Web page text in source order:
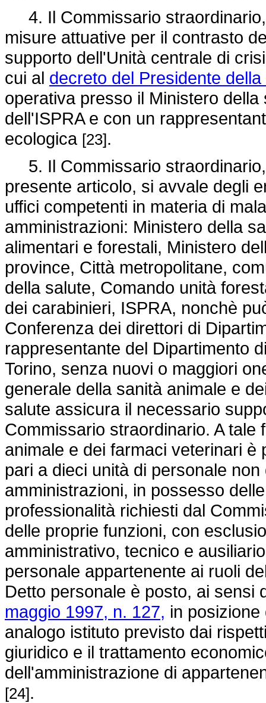
4. Il Commissario
misure attuative per il contrasto
supporto dell'Unità centrale di
cui al decreto del Presidente
operativa presso il Ministero
dell'ISPRA e con un
ecologica [23].
5. Il Commissario
presente articolo, si avvale degli
uffici competenti in materia di
amministrazioni: Ministero della
alimentari e forestali, Ministero
province, Città metropolitane,
della salute, Comando unità
dei carabinieri, ISPRA, nonchè
Conferenza dei direttori di
rappresentante del Dipartimento
Torino, senza nuovi o maggiori
generale della sanità animale e
salute assicura il necessario
Commissario straordinario. A
animale e dei farmaci veterinari
pari a dieci unità di personale
amministrazioni, in possesso
professionalità richiesti dal
delle proprie funzioni, con
amministrativo, tecnico e
personale appartenente ai ruoli
Detto personale è posto, ai
maggio 1997, n. 127, in
analogo istituto previsto dai
giuridico e il trattamento
dell'amministrazione di
[24].